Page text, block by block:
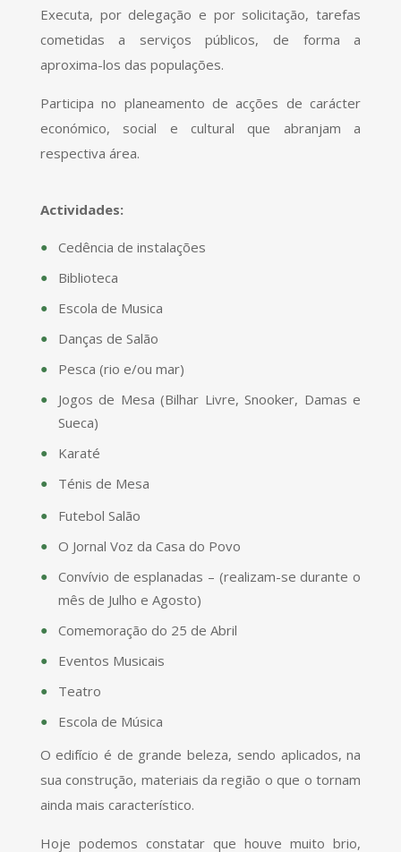
Executa, por delegação e por solicitação, tarefas
cometidas a serviços públicos, de forma a
aproxima-los das populações.
Participa no planeamento de acções de carácter
económico, social e cultural que abranjam a
respectiva área.
Actividades:
Cedência de instalações
Biblioteca
Escola de Musica
Danças de Salão
Pesca (rio e/ou mar)
Jogos de Mesa (Bilhar Livre, Snooker, Damas e
Sueca)
Karaté
Ténis de Mesa
Futebol Salão
O Jornal Voz da Casa do Povo
Convívio de esplanadas – (realizam-se durante o
mês de Julho e Agosto)
Comemoração do 25 de Abril
Eventos Musicais
Teatro
Escola de Música
O edifício é de grande beleza, sendo aplicados, na
sua construção, materiais da região o que o tornam
ainda mais característico.
Hoje podemos constatar que houve muito brio,